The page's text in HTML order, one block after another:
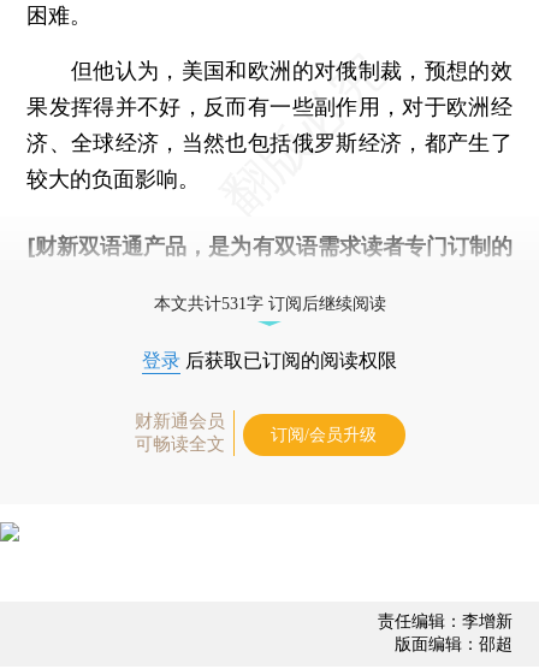
困难。
但他认为，美国和欧洲的对俄制裁，预想的效
果发挥得并不好，反而有一些副作用，对于欧洲经
济、全球经济，当然也包括俄罗斯经济，都产生了
较大的负面影响。
[财新双语通产品，是为有双语需求读者专门订制的
本文共计531字 订阅后继续阅读
登录 后获取已订阅的阅读权限
财新通会员
可畅读全文
订阅/会员升级
责任编辑：李增新
版面编辑：邵超